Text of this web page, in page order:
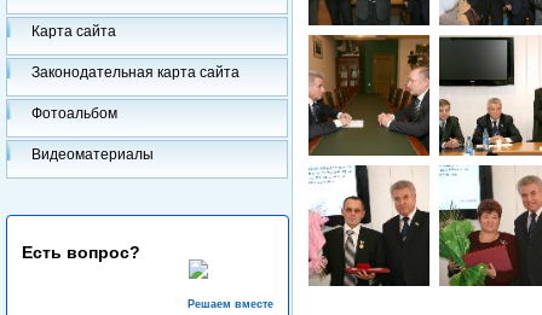
Карта сайта
Законодательная карта сайта
Фотоальбом
Видеоматериалы
Есть вопрос?
Решаем вместе